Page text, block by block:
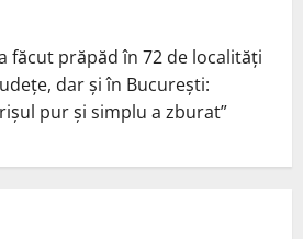
făcut prăpăd în 72 de localități
dar și în București:
pur și simplu a zburat”